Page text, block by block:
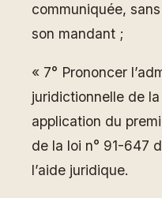
communiquée,
son mandant ;
« 7° Prononcer
juridictionnelle de
application du
de la loi n° 91-647
l’aide juridique.